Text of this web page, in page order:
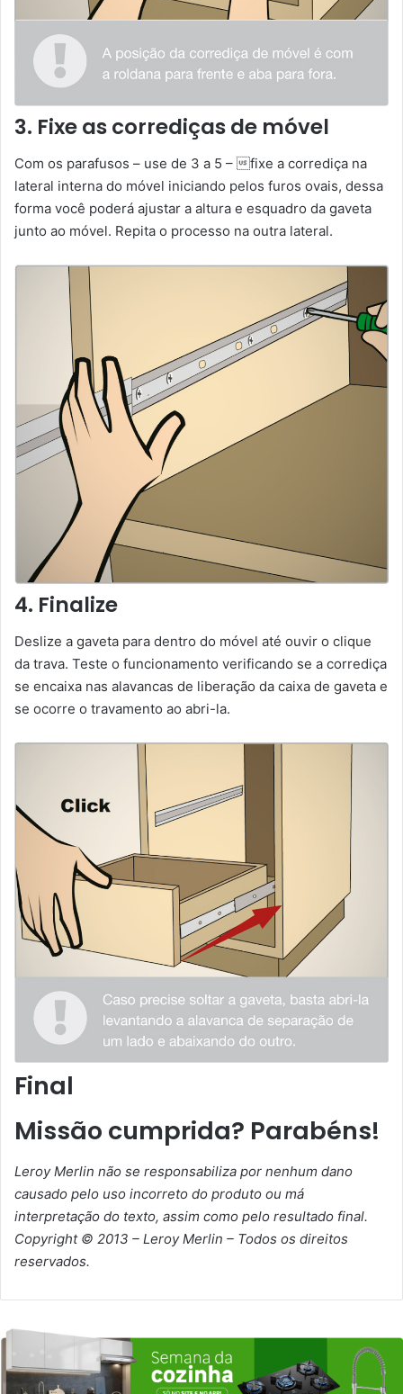
3. Fixe as corrediças de móvel
Com os parafusos – use de 3 a 5 – fixe a corrediça na
lateral interna do móvel iniciando pelos furos ovais, dessa
forma você poderá ajustar a altura e esquadro da gaveta
junto ao móvel. Repita o processo na outra lateral.
4. Finalize
Deslize a gaveta para dentro do móvel até ouvir o clique
da trava. Teste o funcionamento verificando se a corrediça
se encaixa nas alavancas de liberação da caixa de gaveta e
se ocorre o travamento ao abri-la.
Final
Missão cumprida? Parabéns!
Leroy Merlin não se responsabiliza por nenhum dano
causado pelo uso incorreto do produto ou má
interpretação do texto, assim como pelo resultado final.
Copyright © 2013 – Leroy Merlin – Todos os direitos
reservados.